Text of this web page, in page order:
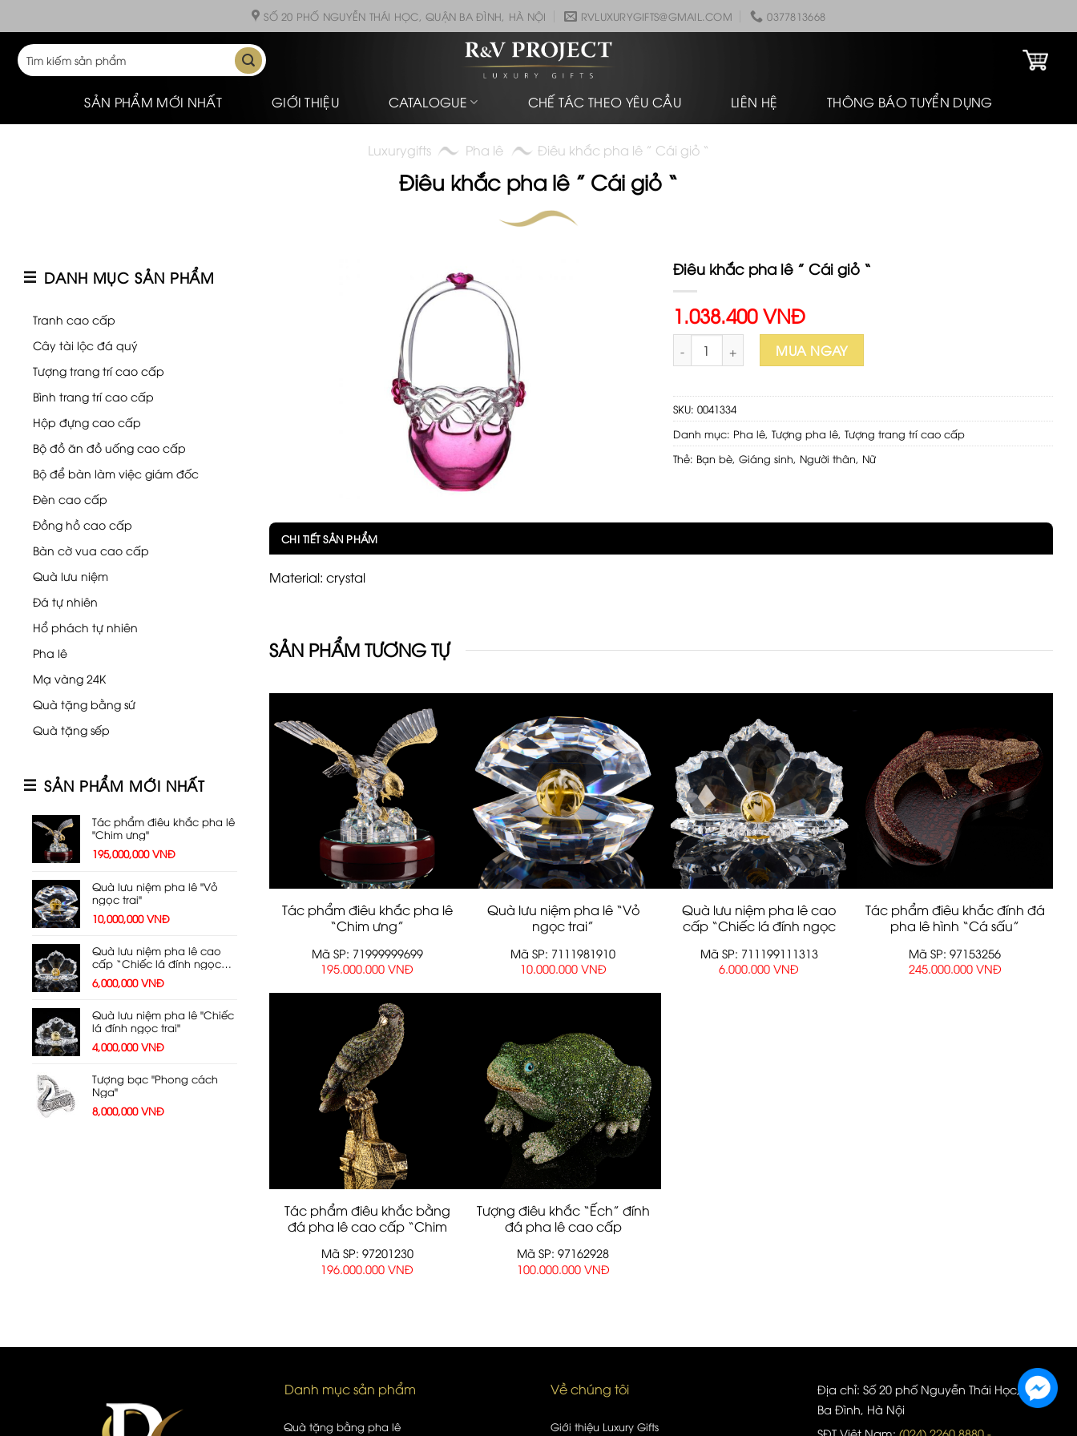
to
content
SỐ 20 PHỐ NGUYỄN THÁI HỌC, QUẬN BA ĐÌNH, HÀ NỘI RVLUXURYGIFTS@GMAIL.COM 0377813668
Tìm
kiếm:
SẢN PHẨM MỚI NHẤT GIỚI THIỆU CATALOGUE CHẾ TÁC THEO YÊU CẦU LIÊN HỆ THÔNG BÁO TUYỂN DỤNG
Luxurygifts Pha lê Điêu khắc pha lê ” Cái giỏ “
Điêu khắc pha lê ” Cái giỏ “
DANH MỤC SẢN PHẨM
Tranh cao cấp
Cây tài lộc đá quý
Tượng trang trí cao cấp
Bình trang trí cao cấp
Hộp đựng cao cấp
Bộ đồ ăn đồ uống cao cấp
Bộ để bàn làm việc giám đốc
Đèn cao cấp
Đồng hồ cao cấp
Bàn cờ vua cao cấp
Quà lưu niệm
Đá tự nhiên
Hổ phách tự nhiên
Pha lê
Mạ vàng 24K
Quà tặng bằng sứ
Quà tặng sếp
SẢN PHẨM MỚI NHẤT
Tác phẩm điêu khắc pha lê
"Chim ưng"
195,000,000VNĐ
Quà lưu niệm pha lê "Vỏ
ngọc trai"
10,000,000VNĐ
Quà lưu niệm pha lê cao
cấp “Chiếc lá đính ngọc
trai”
6,000,000VNĐ
Quà lưu niệm pha lê "Chiếc
lá đính ngọc trai"
4,000,000VNĐ
Tượng bạc "Phong cách
Nga"
8,000,000VNĐ
Điêu khắc pha lê ” Cái giỏ “
1.038.400 VNĐ
Điêu khắc pha lê " Cái giỏ " số lượng
MUA NGAY
SKU: 0041334
Danh mục: Pha lê, Tượng pha lê, Tượng trang trí cao cấp
Thẻ: Bạn bè, Giáng sinh, Người thân, Nữ
CHI TIẾT SẢN PHẨM
Material: crystal
SẢN PHẨM TƯƠNG TỰ
Tác phẩm điêu khắc pha lê
“Chim ưng”
Mã SP: 71999999699
195.000.000 VNĐ
Quà lưu niệm pha lê “Vỏ
ngọc trai”
Mã SP: 7111981910
10.000.000 VNĐ
Quà lưu niệm pha lê cao
cấp “Chiếc lá đính ngọc
Mã SP: 711199111313
6.000.000 VNĐ
Tác phẩm điêu khắc đính đá
pha lê hình “Cá sấu”
Mã SP: 97153256
245.000.000 VNĐ
Tác phẩm điêu khắc bằng
đá pha lê cao cấp “Chim
Mã SP: 97201230
196.000.000 VNĐ
Tượng điêu khắc “Ếch” đính
đá pha lê cao cấp
Mã SP: 97162928
100.000.000 VNĐ
Danh mục sản phẩm
Quà tặng bằng pha lê
Về chúng tôi
Giới thiệu Luxury Gifts
Địa chỉ: Số 20 phố Nguyễn Thái Học, quận
Ba Đình, Hà Nội